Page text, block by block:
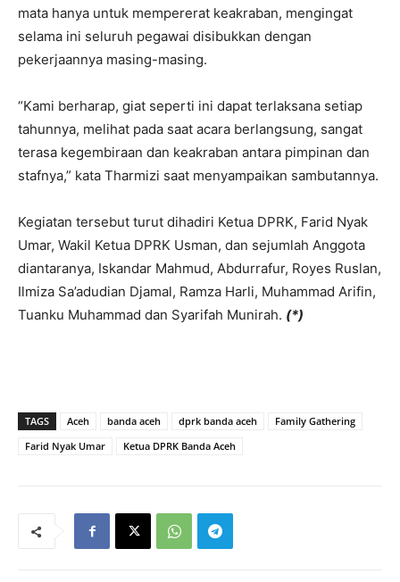
mata hanya untuk mempererat keakraban, mengingat
selama ini seluruh pegawai disibukkan dengan
pekerjaannya masing-masing.
“Kami berharap, giat seperti ini dapat terlaksana setiap
tahunnya, melihat pada saat acara berlangsung, sangat
terasa kegembiraan dan keakraban antara pimpinan dan
stafnya,” kata Tharmizi saat menyampaikan sambutannya.
Kegiatan tersebut turut dihadiri Ketua DPRK, Farid Nyak
Umar, Wakil Ketua DPRK Usman, dan sejumlah Anggota
diantaranya, Iskandar Mahmud, Abdurrafur, Royes Ruslan,
Ilmiza Sa’adudian Djamal, Ramza Harli, Muhammad Arifin,
Tuanku Muhammad dan Syarifah Munirah. (*)
TAGS Aceh banda aceh dprk banda aceh
Family Gathering
Farid Nyak Umar
Ketua DPRK Banda Aceh